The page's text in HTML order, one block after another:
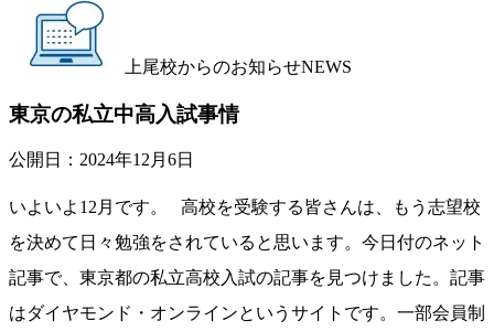
上尾校からのお知らせNEWS
東京の私立中高入試事情
公開日： 2024年12月6日
いよいよ12月です。 高校を受験する皆さんは、もう志望校
を決めて日々勉強をされていると思います。今日付のネット
記事で、東京都の私立高校入試の記事を見つけました。記事
はダイヤモンド・オンラインというサイトです。一部会員制